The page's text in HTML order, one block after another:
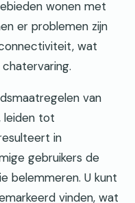
wonen met
er problemen zijn
wat
van
leiden tot
in
gebruikers de
belemmeren. U kunt
vinden, wat